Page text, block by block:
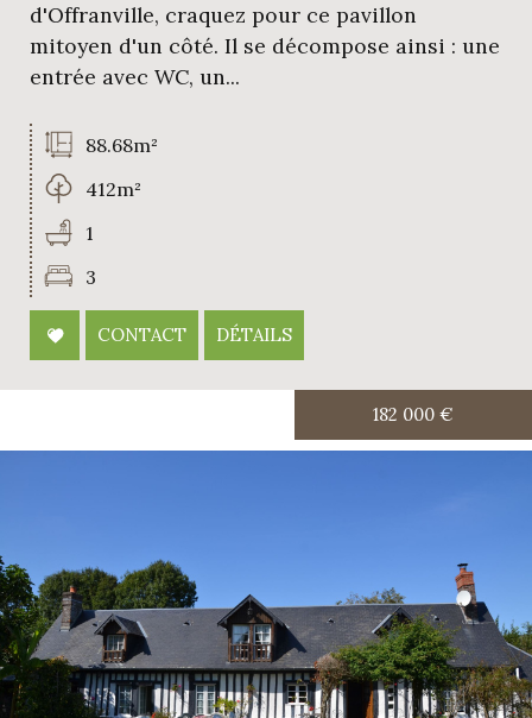
d'Offranville, craquez pour ce pavillon
mitoyen d'un côté. Il se décompose ainsi : une
entrée avec WC, un...
88.68m²
412m²
1
3
CONTACT DÉTAILS
182 000 €